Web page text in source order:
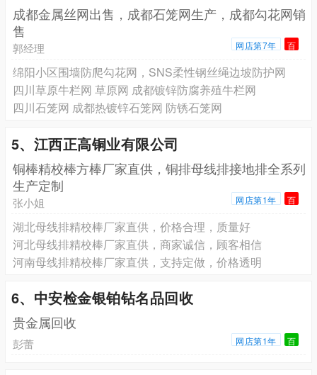
成都金属丝网出售，成都石笼网生产，成都勾花网销
售
郭经理 网店第7年 百
绵阳小区围墙防爬勾花网，SNS柔性钢丝绳边坡防护网
四川草原牛栏网 草原网 成都镀锌防腐养殖牛栏网
四川石笼网 成都热镀锌石笼网 防锈石笼网
5、江西正高铜业有限公司
铜棒精校棒方棒厂家直供，铜排母线排接地排全系列
生产定制
张小姐 网店第1年 百
湖北母线排精校棒厂家直供，价格合理，质量好
河北母线排精校棒厂家直供，商家诚信，顾客相信
河南母线排精校棒厂家直供，支持定做，价格透明
6、中安检金银铂钻名品回收
贵金属回收
彭蕾 网店第1年 百